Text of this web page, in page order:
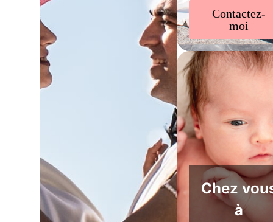
Contactez-
moi
Chez
à